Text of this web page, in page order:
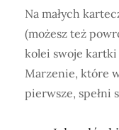
Na małych
(możesz też
kolei swoje kartki
Marzenie, które
pierwsze, spełni